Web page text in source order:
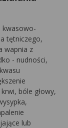
kwasowo-
tętniczego,
wapnia z
- nudności,
bóle głowy,
lub